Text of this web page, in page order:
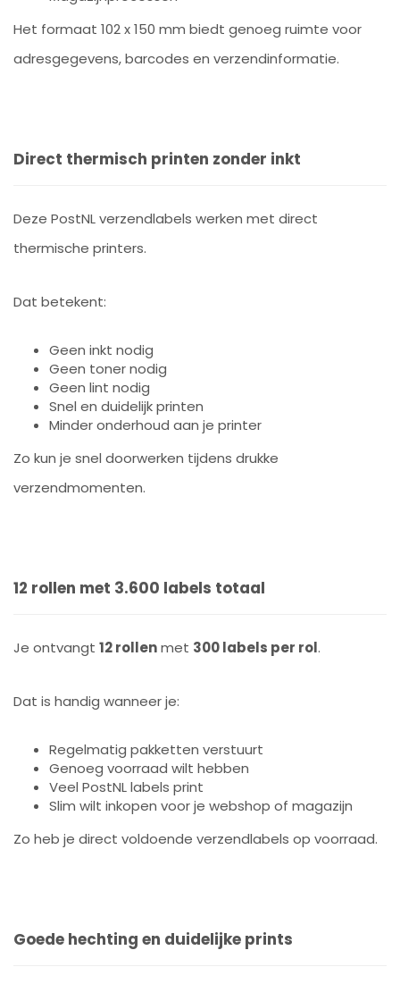
Het formaat 102 x 150 mm biedt genoeg ruimte voor
adresgegevens, barcodes en verzendinformatie.
Direct thermisch printen zonder inkt
Deze PostNL verzendlabels werken met direct
thermische printers.
Dat betekent:
Geen inkt nodig
Geen toner nodig
Geen lint nodig
Snel en duidelijk printen
Minder onderhoud aan je printer
Zo kun je snel doorwerken tijdens drukke
verzendmomenten.
12 rollen met 3.600 labels totaal
Je ontvangt 12 rollenmet 300 labels per rol.
Dat is handig wanneer je:
Regelmatig pakketten verstuurt
Genoeg voorraad wilt hebben
Veel PostNL labels print
Slim wilt inkopen voor je webshop of magazijn
Zo heb je direct voldoende verzendlabels op voorraad.
Goede hechting en duidelijke prints